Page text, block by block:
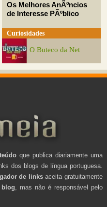
Os Melhores AnÃºncios
de Interesse PÃºblico
Curiosidades
O Buteco da Net
que publica diariamente uma
dos blogs de língua portuguesa.
de linksaceita gratuitamente
blog , mas não é responsável pelo